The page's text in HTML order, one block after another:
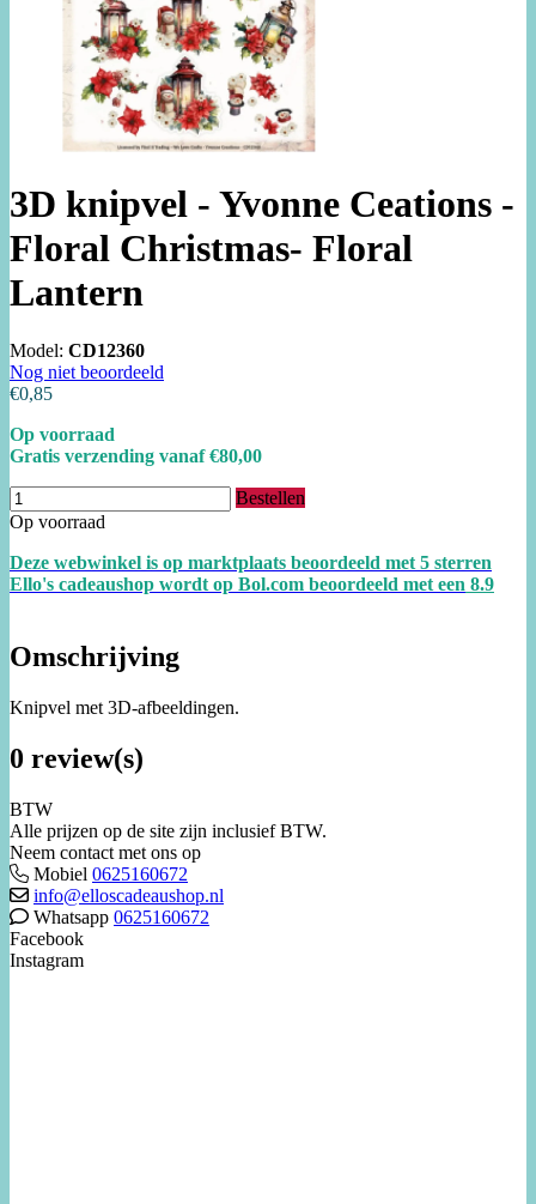
3D knipvel - Yvonne Ceations -
Floral Christmas- Floral
Lantern
Model: CD12360
Nog niet beoordeeld
€0,85
Op voorraad
Gratis verzending vanaf €80,00
Bestellen
Op voorraad
Deze webwinkel is op marktplaats beoordeeld met 5 sterren
Ello's cadeaushop wordt op Bol.com beoordeeld met een 8.9
Omschrijving
Knipvel met 3D-afbeeldingen.
0 review(s)
BTW
Alle prijzen op de site zijn inclusief BTW.
Neem contact met ons op
Mobiel 0625160672
info@elloscadeaushop.nl
Whatsapp 0625160672
Facebook
Instagram